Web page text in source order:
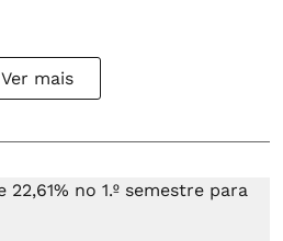
Ver mais